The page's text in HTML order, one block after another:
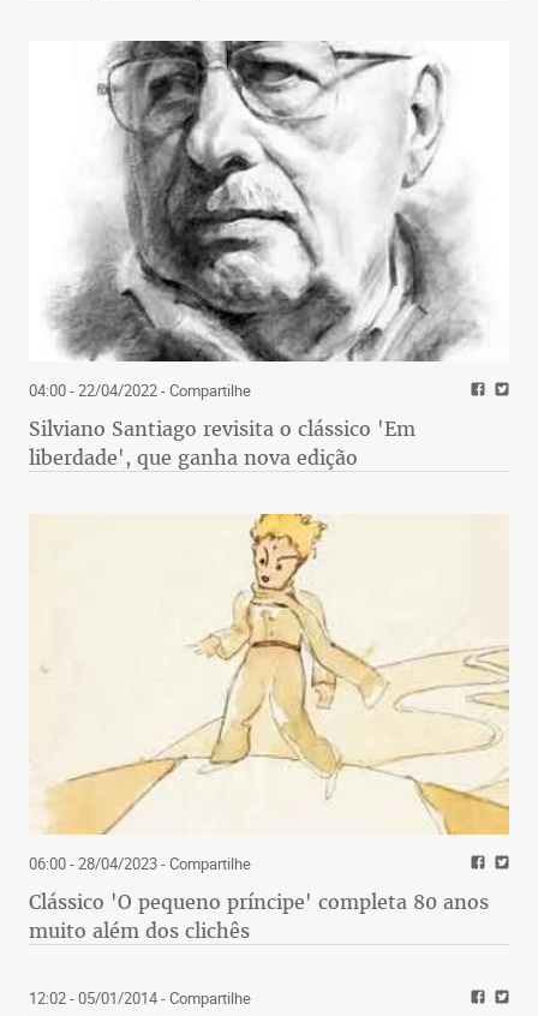
04:00 - 22/04/2022- Compartilhe
Silviano Santiago revisita o clássico 'Em
liberdade', que ganha nova edição
06:00 - 28/04/2023- Compartilhe
Clássico 'O pequeno príncipe' completa 80 anos
muito além dos clichês
12:02 - 05/01/2014- Compartilhe